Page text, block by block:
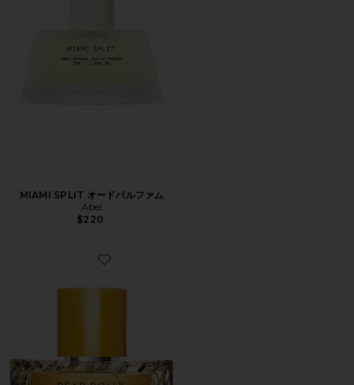
MIAMI SPLIT オードパルファム
Abel
$220
Favorite DEAR POLLY パフューム